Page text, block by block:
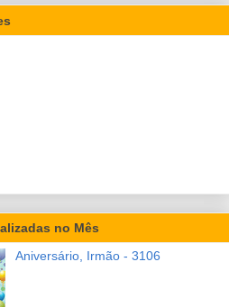
no Mês
Aniversário, Irmão - 3106